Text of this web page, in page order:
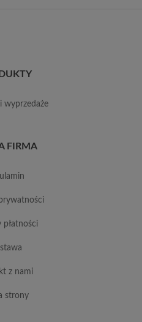
wyprzedaże
FIRMA
płatności
z nami
strony